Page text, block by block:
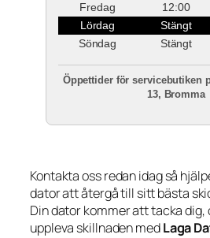
Fredag
12:00
Lördag
Stängt
Söndag
Stängt
Öppettider för servicebutiken
13, Bromma
Kontakta oss redan idag så
dator att återgå till sitt bästa
Din dator kommer att tacka
uppleva skillnaden medLaga